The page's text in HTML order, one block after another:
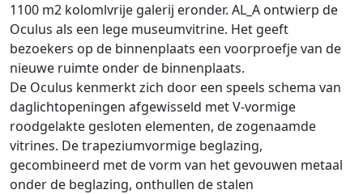
1100 m2 kolomlvrije galerij eronder. AL_A ontwierp de
Oculus als een lege museumvitrine. Het geeft
bezoekers op de binnenplaats een voorproefje van de
nieuwe ruimte onder de binnenplaats.
De Oculus kenmerkt zich door een speels schema van
daglichtopeningen afgewisseld met V-vormige
roodgelakte gesloten elementen, de zogenaamde
vitrines. De trapeziumvormige beglazing,
gecombineerd met de vorm van het gevouwen metaal
onder de beglazing, onthullen de stalen